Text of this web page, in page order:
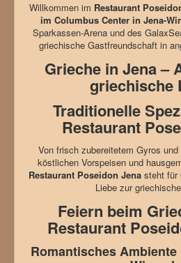
Willkommen im Restaurant
im Columbus Center in Jena-
Sparkassen-Arena und des
griechische Gastfreundschaft in
Grieche in Jena –
griechische
Traditionelle
Restaurant
Von frisch zubereitetem Gyros
köstlichen Vorspeisen und
Restaurant Poseidon Jena steht für
Liebe zur
Feiern beim
Restaurant
Romantisches